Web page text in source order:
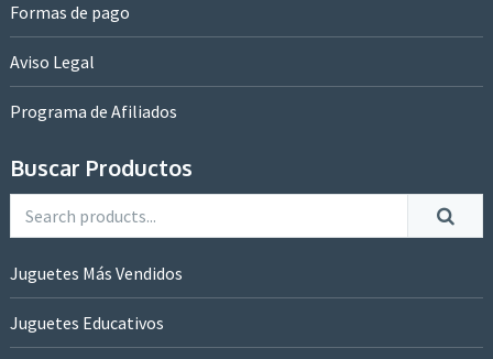
Formas de pago
Aviso Legal
Programa de Afiliados
Buscar Productos
Juguetes Más Vendidos
Juguetes Educativos